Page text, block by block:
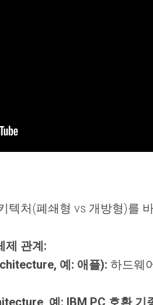
텍처(폐쇄형 vs 개방형)를
제 관계:
예: 애플): 하드웨
예: IBM PC 호환 기